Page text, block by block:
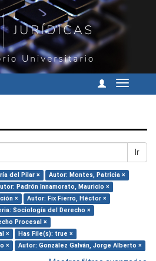
Cambiar
Ir
del Pilar ×
Autor: Montes, Patricia ×
Padrón Innamorato, Mauricio ×
×
Autor: Fix Fierro, Héctor ×
Sociología del Derecho ×
Procesal ×
×
Has File(s): true ×
×
Autor: González Galván, Jorge Alberto ×